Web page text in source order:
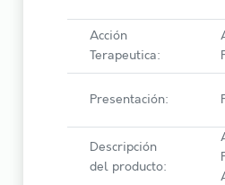
Acción
Terapeutica:
Presentación:
Descripción
del producto: